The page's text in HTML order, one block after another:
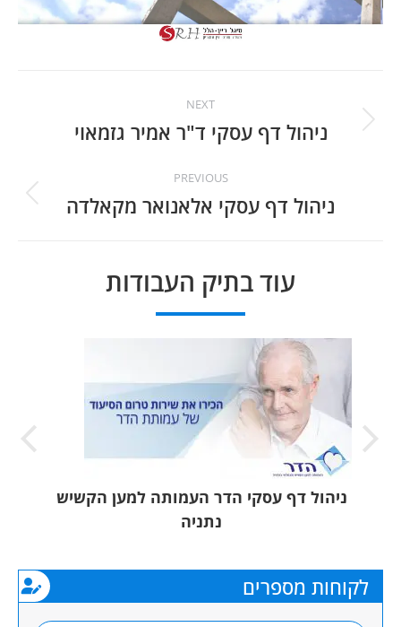
navigation
PREVIOUS
Previous
ניהול דף עסקי אלאנואר מקאלדה
NEXT
Next
ניהול דף עסקי ד"ר אמיר גזמאוי
עוד בתיק העבודות
ניהול דף עסקי הדר העמותה למען הקשיש
נתניה
לקוחות מספרים